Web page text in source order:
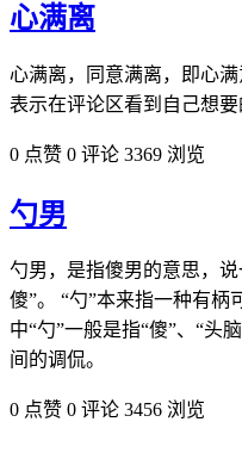
心满离
心满离，同意满离，即心
表示在评论区看到自己想要
0 点赞 0 评论 3369 浏览
勺男
勺男，是指傻男的意思，
傻”。 “勺”本来指一种有
中“勺”一般是指“傻”、“头
间的调侃。
0 点赞 0 评论 3456 浏览